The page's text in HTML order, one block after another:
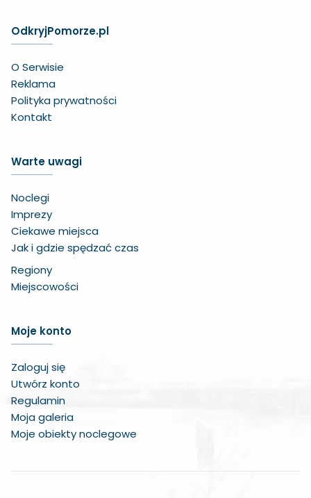
OdkryjPomorze.pl
O Serwisie
Reklama
Polityka prywatności
Kontakt
Warte uwagi
Noclegi
Imprezy
Ciekawe miejsca
Jak i gdzie spędzać czas
Regiony
Miejscowości
Moje konto
Zaloguj się
Utwórz konto
Regulamin
Moja galeria
Moje obiekty noclegoweNegatywne kolory